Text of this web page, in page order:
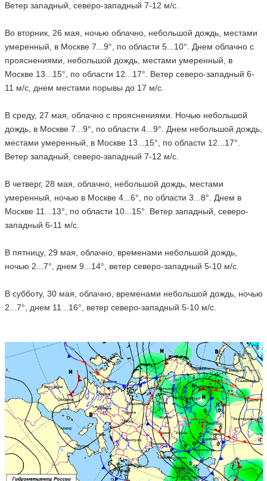
Ветер западный, северо-западный 7-12 м/с.
Во вторник, 26 мая, ночью облачно, небольшой дождь, местами
умеренный, в Москве 7...9°, по области 5...10°. Днем облачно с
прояснениями, небольшой дождь, местами умеренный, в
Москве 13...15°, по области 12...17°. Ветер северо-западный 6-
11 м/с, днем местами порывы до 17 м/с.
В среду, 27 мая, облачно с прояснениями. Ночью небольшой
дождь, в Москве 7...9°, по области 4...9°. Днем небольшой дождь,
местами умеренный, в Москве 13...15°, по области 12...17°.
Ветер западный, северо-западный 7-12 м/с.
В четверг, 28 мая, облачно, небольшой дождь, местами
умеренный, ночью в Москве 4...6°, по области 3...8°. Днем в
Москве 11...13°, по области 10...15°. Ветер западный, северо-
западный 6-11 м/с.
В пятницу, 29 мая, облачно, временами небольшой дождь,
ночью 2...7°, днем 9...14°, ветер северо-западный 5-10 м/с.
В субботу, 30 мая, облачно, временами небольшой дождь, ночью
2...7°, днем 11...16°, ветер северо-западный 5-10 м/с.